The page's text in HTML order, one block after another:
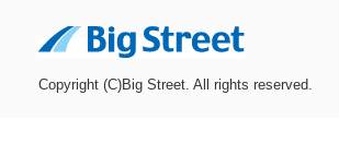
Copyright (C)Big Street. All rights reserved.